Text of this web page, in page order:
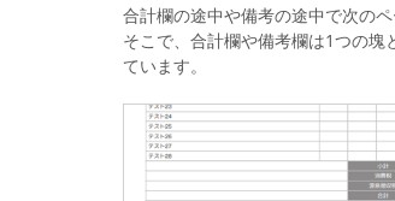
合計欄の途中や備考の途中で次の
そこで、合計欄や備考欄は1つの
ています。